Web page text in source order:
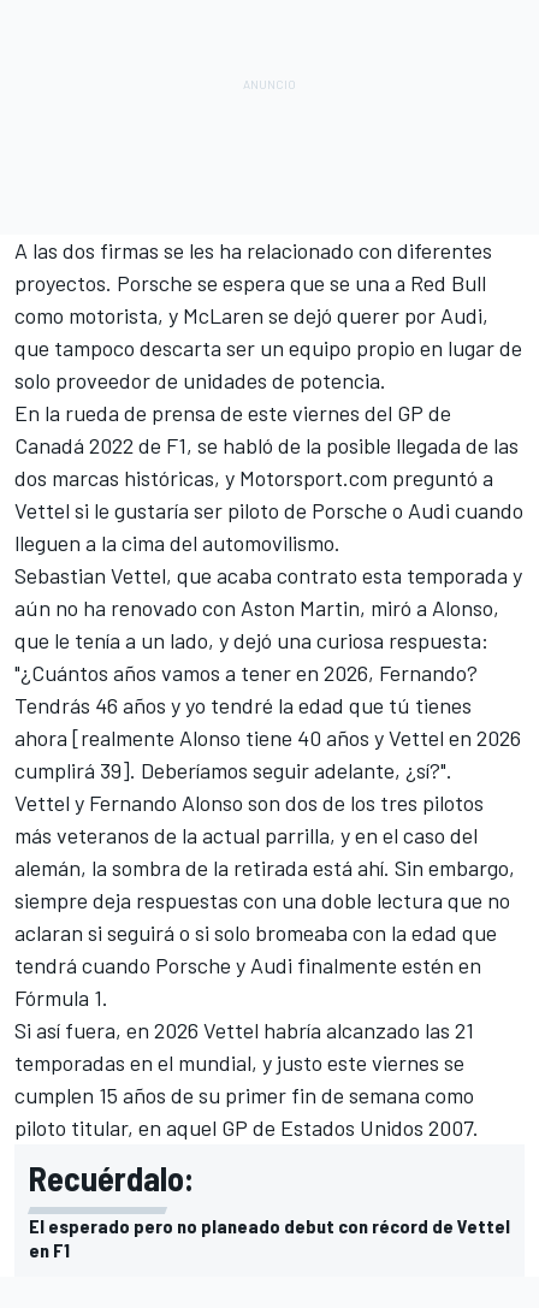
A las dos firmas se les ha relacionado con diferentes
proyectos. Porsche se espera que se una a Red Bull
como motorista, y McLaren se dejó querer por Audi,
que tampoco descarta ser un equipo propio en lugar de
solo proveedor de unidades de potencia.
En la rueda de prensa de este viernes del GP de
Canadá 2022 de F1, se habló de la posible llegada de las
dos marcas históricas, y Motorsport.com preguntó a
Vettel si le gustaría ser piloto de Porsche o Audi cuando
lleguen a la cima del automovilismo.
Sebastian Vettel, que acaba contrato esta temporada y
aún no ha renovado con Aston Martin, miró a Alonso,
que le tenía a un lado, y dejó una curiosa respuesta:
"¿Cuántos años vamos a tener en 2026, Fernando?
Tendrás 46 años y yo tendré la edad que tú tienes
ahora [realmente Alonso tiene 40 años y Vettel en 2026
cumplirá 39]. Deberíamos seguir adelante, ¿sí?".
Vettel y Fernando Alonso son dos de los tres pilotos
más veteranos de la actual parrilla, y en el caso del
alemán, la sombra de la retirada está ahí. Sin embargo,
siempre deja respuestas con una doble lectura que no
aclaran si seguirá o si solo bromeaba con la edad que
tendrá cuando Porsche y Audi finalmente estén en
Fórmula 1.
Si así fuera, en 2026 Vettel habría alcanzado las 21
temporadas en el mundial, y justo este viernes se
cumplen 15 años de su primer fin de semana como
piloto titular, en aquel GP de Estados Unidos 2007.
Recuérdalo:
El esperado pero no planeado debut con récord de Vettel
en F1